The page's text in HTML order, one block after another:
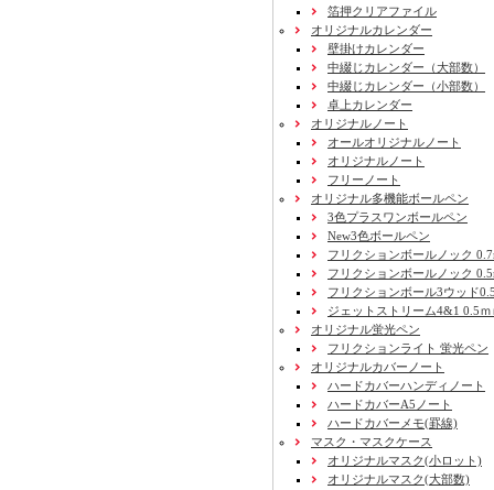
箔押クリアファイル
オリジナルカレンダー
壁掛けカレンダー
中綴じカレンダー（大部数）
中綴じカレンダー（小部数）
卓上カレンダー
オリジナルノート
オールオリジナルノート
オリジナルノート
フリーノート
オリジナル多機能ボールペン
3色プラスワンボールペン
New3色ボールペン
フリクションボールノック
フリクションボールノック
フリクションボール3ウッド
ジェットストリーム4&1 0.5ｍ
オリジナル蛍光ペン
フリクションライト 蛍光ペン
オリジナルカバーノート
ハードカバーハンディノート
ハードカバーA5ノート
ハードカバーメモ(罫線)
マスク・マスクケース
オリジナルマスク(小ロット)
オリジナルマスク(大部数)